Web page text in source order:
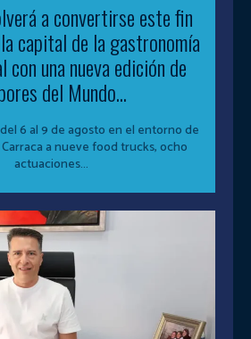
a convertirse este fin
capital de la gastronomía
con una nueva edición de
del Mundo...
6 al 9 de agosto en el entorno de
a nueve food trucks, ocho
actuaciones...